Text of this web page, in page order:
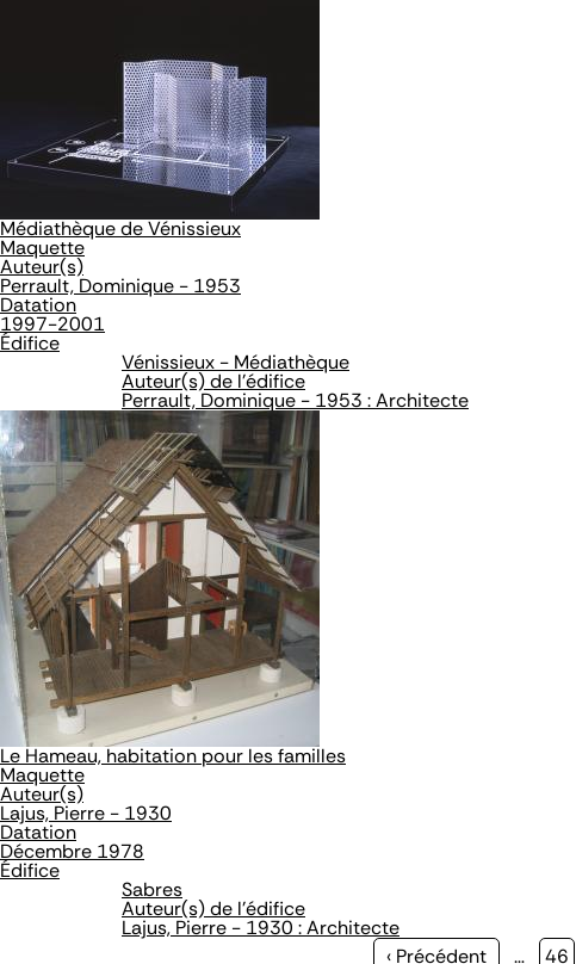
Médiathèque de Vénissieux
Maquette
Auteur(s)
Perrault, Dominique - 1953
Datation
1997-2001
Édifice
Vénissieux - Médiathèque
Auteur(s) de l'édifice
Perrault, Dominique - 1953 : Architecte
Le Hameau, habitation pour les familles
Maquette
Auteur(s)
Lajus, Pierre - 1930
Datation
Décembre 1978
Édifice
Sabres
Auteur(s) de l'édifice
Lajus, Pierre - 1930 : Architecte
Page
‹ Précédent … Page
46